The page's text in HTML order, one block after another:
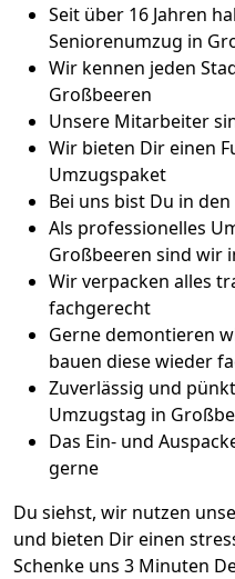
Seit über 16 Jahren
Seniorenumzug in
Wir kennen jeden
Großbeeren
Unsere Mitarbeiter
Wir bieten Dir einen
Umzugspaket
Bei uns bist Du in
Als professionelles
Großbeeren sind wir
Wir verpacken alles
fachgerecht
Gerne demontieren
bauen diese wieder
Zuverlässig und
Umzugstag in
Das Ein- und
gerne
Du siehst, wir nutzen
und bieten Dir einen
Schenke uns 3 Minuten